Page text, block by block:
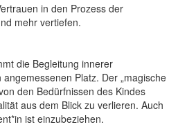
in den Prozess der
mehr vertiefen.
die Begleitung innerer
Platz. Der „magische
den Bedürfnissen des Kindes
aus dem Blick zu verlieren. Auch
ist einzubeziehen.